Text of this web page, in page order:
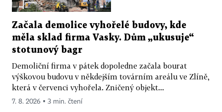
Začala demolice vyhořelé budovy, kde
měla sklad firma Vasky. Dům „ukusuje“
stotunový bagr
Demoliční firma v pátek dopoledne začala bourat
výškovou budovu v někdejším továrním areálu ve Zlíně,
která v červenci vyhořela. Zničený objekt...
7. 8. 2026 ▪ 3 min. čtení